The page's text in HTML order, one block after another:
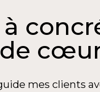
mes clients